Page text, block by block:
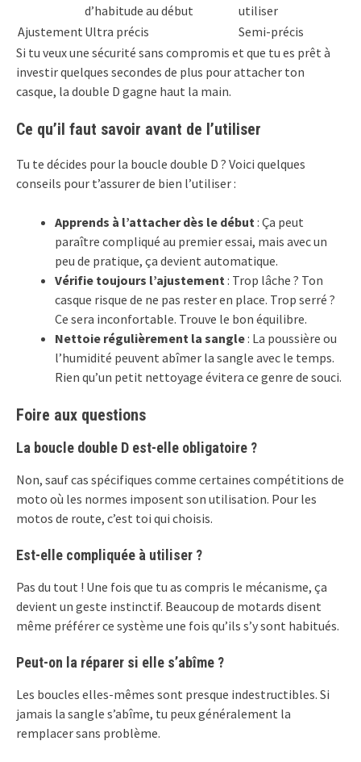
d’habitude au début
utiliser
Ajustement Ultra précis
Semi-précis
Si tu veux une sécurité sans compromis et que tu es prêt à
investir quelques secondes de plus pour attacher ton
casque, la double D gagne haut la main.
Ce qu’il faut savoir avant de l’utiliser
Tu te décides pour la boucle double D ? Voici quelques
conseils pour t’assurer de bien l’utiliser :
Apprends à l’attacher dès le début : Ça peut
paraître compliqué au premier essai, mais avec un
peu de pratique, ça devient automatique.
Vérifie toujours l’ajustement : Trop lâche ? Ton
casque risque de ne pas rester en place. Trop serré ?
Ce sera inconfortable. Trouve le bon équilibre.
Nettoie régulièrement la sangle: La poussière ou
l’humidité peuvent abîmer la sangle avec le temps.
Rien qu’un petit nettoyage évitera ce genre de souci.
Foire aux questions
La boucle double D est-elle obligatoire ?
Non, sauf cas spécifiques comme certaines compétitions de
moto où les normes imposent son utilisation. Pour les
motos de route, c’est toi qui choisis.
Est-elle compliquée à utiliser ?
Pas du tout ! Une fois que tu as compris le mécanisme, ça
devient un geste instinctif. Beaucoup de motards disent
même préférer ce système une fois qu’ils s’y sont habitués.
Peut-on la réparer si elle s’abîme ?
Les boucles elles-mêmes sont presque indestructibles. Si
jamais la sangle s’abîme, tu peux généralement la
remplacer sans problème.